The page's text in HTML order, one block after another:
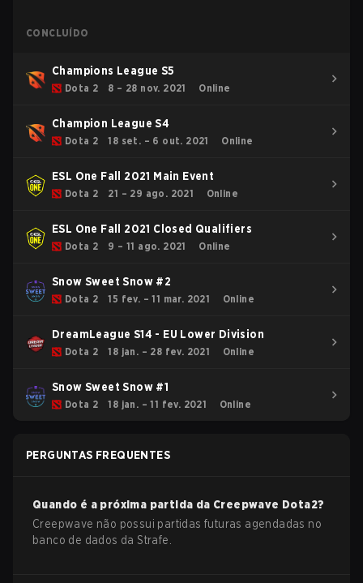
CONCLUÍDO
Champions League S5
Dota 2 8 – 28 nov. 2021 Online
Champion League S4
Dota 2 18 set. – 6 out. 2021 Online
ESL One Fall 2021 Main Event
Dota 2 21 – 29 ago. 2021 Online
ESL One Fall 2021 Closed Qualifiers
Dota 2 9 – 11 ago. 2021 Online
Snow Sweet Snow #2
Dota 2 15 fev. – 11 mar. 2021 Online
DreamLeague S14 - EU Lower Division
Dota 2 18 jan. – 28 fev. 2021 Online
Snow Sweet Snow #1
Dota 2 18 jan. – 11 fev. 2021 Online
PERGUNTAS FREQUENTES
Quando é a próxima partida da Creepwave Dota2?
Creepwave não possui partidas futuras agendadas no
banco de dados da Strafe.